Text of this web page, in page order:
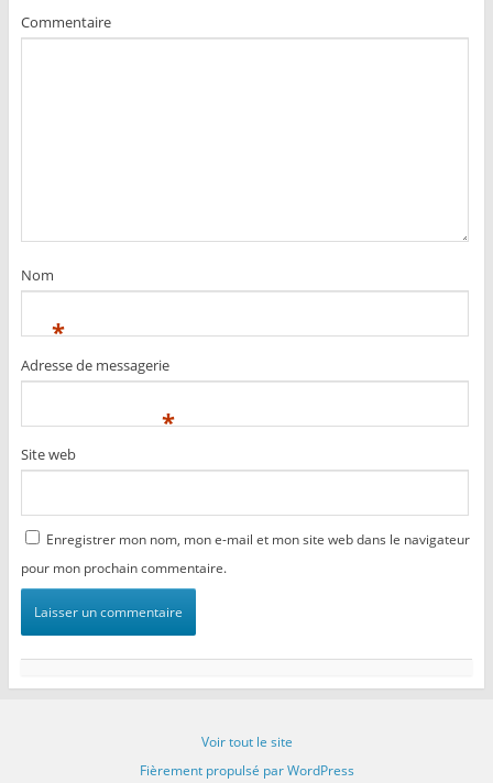
Commentaire
Nom
*
Adresse de messagerie
*
Site web
Enregistrer mon nom, mon e-mail et mon site web dans le navigateur
pour mon prochain commentaire.
Voir tout le site
Fièrement propulsé par WordPress